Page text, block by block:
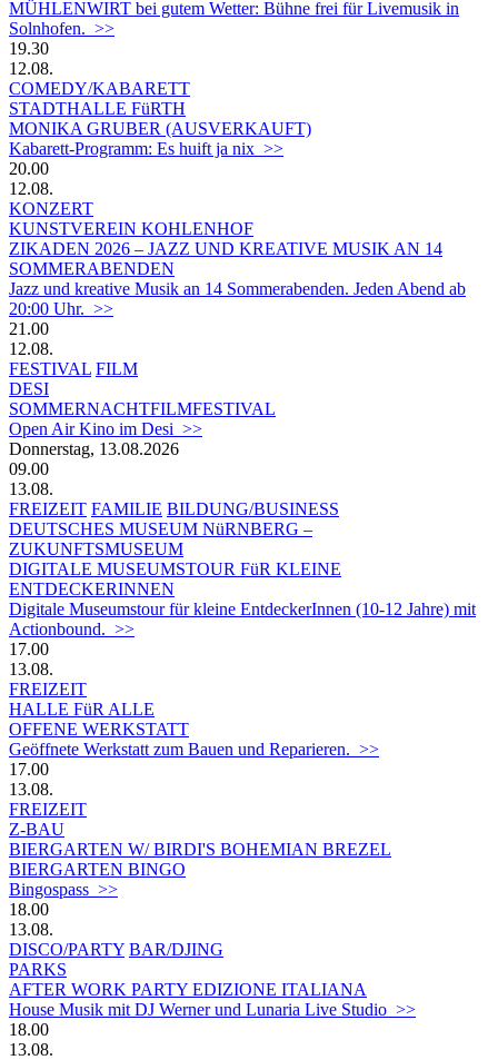
MÜHLENWIRT bei gutem Wetter: Bühne frei für Livemusik in
Solnhofen. >>
19.30
12.08.
COMEDY/KABARETT
STADTHALLE FüRTH
MONIKA GRUBER (AUSVERKAUFT)
Kabarett-Programm: Es huift ja nix >>
20.00
12.08.
KONZERT
KUNSTVEREIN KOHLENHOF
ZIKADEN 2026 – JAZZ UND KREATIVE MUSIK AN 14
SOMMERABENDEN
Jazz und kreative Musik an 14 Sommerabenden. Jeden Abend ab
20:00 Uhr. >>
21.00
12.08.
FESTIVAL FILM
DESI
SOMMERNACHTFILMFESTIVAL
Open Air Kino im Desi >>
Donnerstag, 13.08.2026
09.00
13.08.
FREIZEIT FAMILIE BILDUNG/BUSINESS
DEUTSCHES MUSEUM NüRNBERG –
ZUKUNFTSMUSEUM
DIGITALE MUSEUMSTOUR FüR KLEINE
ENTDECKERINNEN
Digitale Museumstour für kleine EntdeckerInnen (10-12 Jahre) mit
Actionbound. >>
17.00
13.08.
FREIZEIT
HALLE FüR ALLE
OFFENE WERKSTATT
Geöffnete Werkstatt zum Bauen und Reparieren. >>
17.00
13.08.
FREIZEIT
Z-BAU
BIERGARTEN W/ BIRDI'S BOHEMIAN BREZEL
BIERGARTEN BINGO
Bingospass >>
18.00
13.08.
DISCO/PARTY BAR/DJING
PARKS
AFTER WORK PARTY EDIZIONE ITALIANA
House Musik mit DJ Werner und Lunaria Live Studio >>
18.00
13.08.